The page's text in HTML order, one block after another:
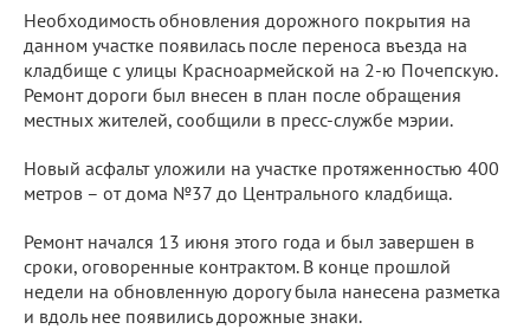
Необходимость обновления дорожного покрытия на
данном участке появилась после переноса въезда на
кладбище с улицы Красноармейской на 2-ю Почепскую.
Ремонт дороги был внесен в план после обращения
местных жителей, сообщили в пресс-службе мэрии.
Новый асфальт уложили на участке протяженностью 400
метров – от дома №37 до Центрального кладбища.
Ремонт начался 13 июня этого года и был завершен в
сроки, оговоренные контрактом. В конце прошлой
недели на обновленную дорогу была нанесена разметка
и вдоль нее появились дорожные знаки.